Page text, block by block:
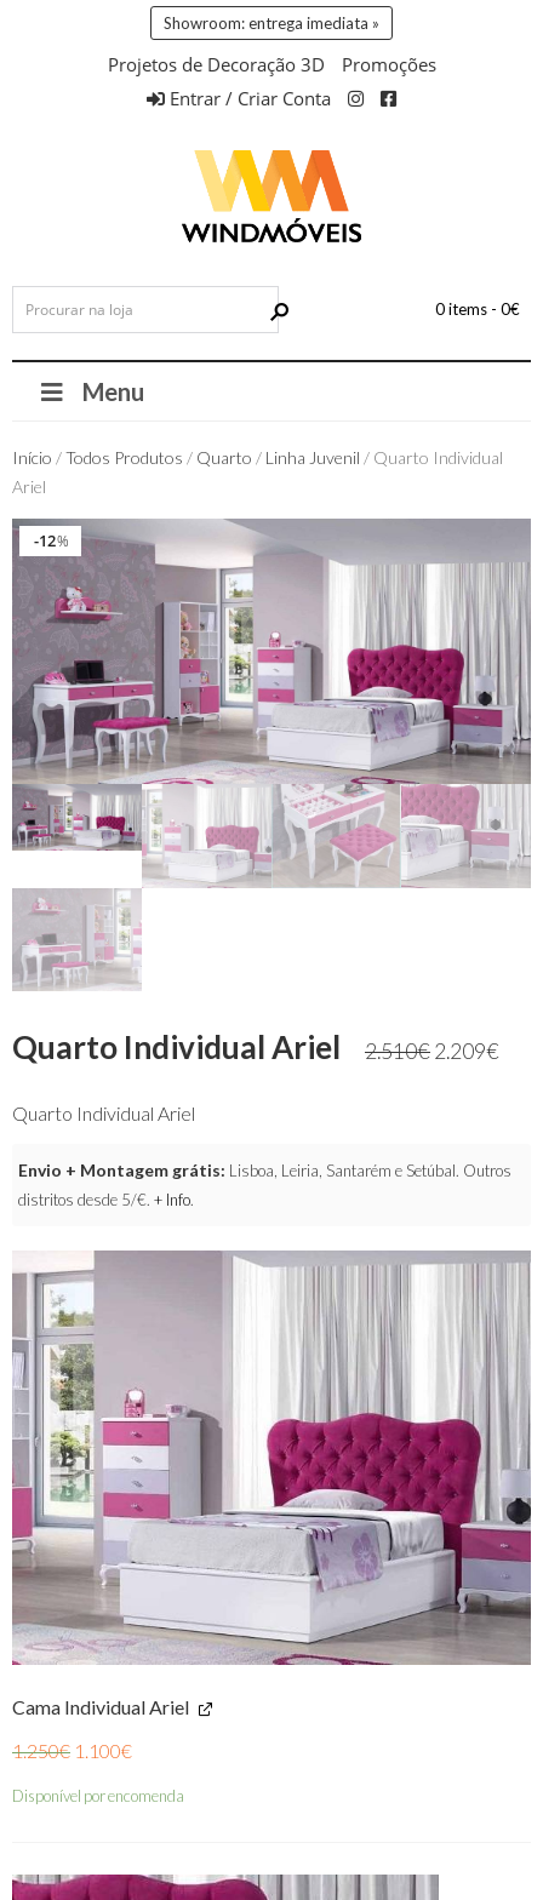
Showroom: entrega imediata »
Projetos de Decoração 3D
Promoções
Entrar / Criar Conta
0 items - 0€
Menu
Início /Todos Produtos / Quarto / Linha Juvenil / Quarto Individual
Ariel
%
12%
12
Quarto Individual Ariel 2.510€2.209€
Quarto Individual Ariel
Envio + Montagem grátis: Lisboa, Leiria, Santarém e Setúbal. Outros
distritos desde 5/€. + Info.
Cama Individual Ariel
1.250€ 1.100€
Disponível por encomenda